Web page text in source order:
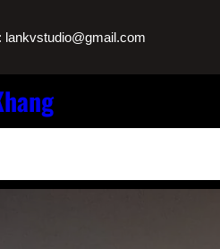
lankvstudio@gmail.com